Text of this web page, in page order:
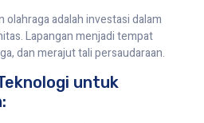
olahraga adalah investasi dalam
Lapangan menjadi tempat
dan merajut tali persaudaraan.
untuk